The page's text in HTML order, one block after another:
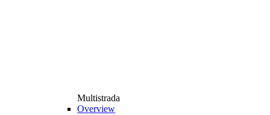
Multistrada
Overview